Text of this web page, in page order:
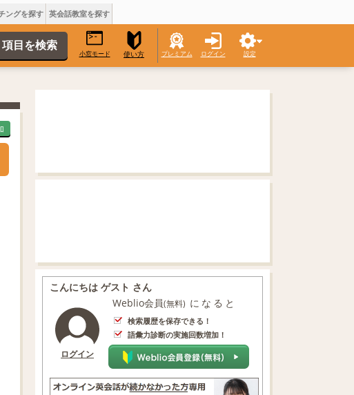
ングを探す 英会話教室を探す
小窓モード 使い方 プレミアム ログイン 設定
こんにちは ゲスト さん
ログイン
Weblio会員(無料) になると
検索履歴を保存できる！
語彙力診断の実施回数増加！